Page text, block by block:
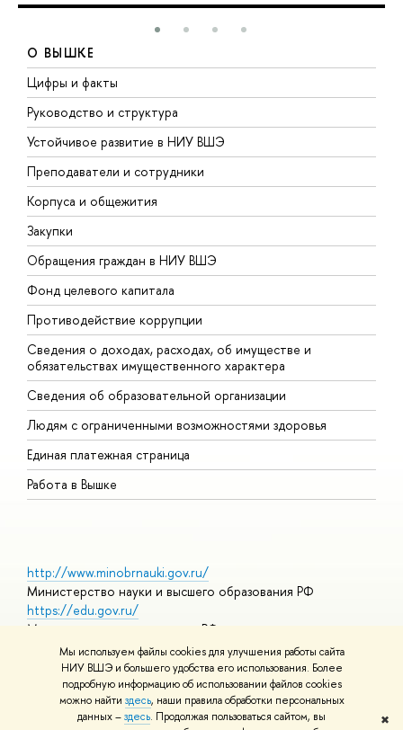
Мы используем файлы cookies для улучшения работы сайта
НИУ ВШЭ и большего удобства его использования. Более
подробную информацию об использовании файлов cookies
можно найти здесь, наши правила обработки персональных
данных –здесь. Продолжая пользоваться сайтом, вы
✖
О ВЫШКЕ
Цифры и факты
Руководство и структура
Устойчивое развитие в НИУ ВШЭ
Преподаватели и сотрудники
Корпуса и общежития
Закупки
Обращения граждан в НИУ ВШЭ
Фонд целевого капитала
Противодействие коррупции
Сведения о доходах, расходах, об имуществе и
обязательствах имущественного характера
Сведения об образовательной организации
Людям с ограниченными возможностями здоровья
Единая платежная страница
Работа в Вышке
http://www.minobrnauki.gov.ru/
Министерство науки и высшего образования РФ
https://edu.gov.ru/
Министерство просвещения РФ
https://elearning.hse.ru/mooc
Массовые открытые онлайн-курсы
© НИУ ВШЭ 1993–2026 Адреса и контактыУсловия